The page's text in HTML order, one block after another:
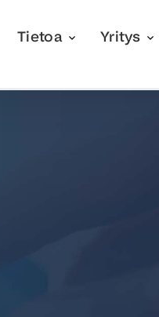
Tietoa Yritys